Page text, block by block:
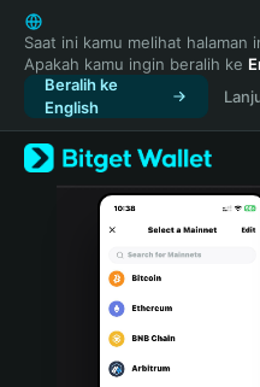
English
日本語
Tiếng Việt
Русский
Español (Latinoamérica)
Türkçe
Italiano
Português (Portugal)
Bahasa Indonesia
Saat ini kamu melihat halaman
Apakah kamu ingin beralih ke
Beralih ke
English